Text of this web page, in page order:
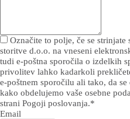
Označite to polje, če se
storitve d.o.o. na vneseni
tudi e-poštna sporočila o izdelkih
privolitev lahko kadarkoli
e-poštnem sporočilu ali tako, da se
kako obdelujemo vaše osebne
strani Pogoji poslovanja.*
Email